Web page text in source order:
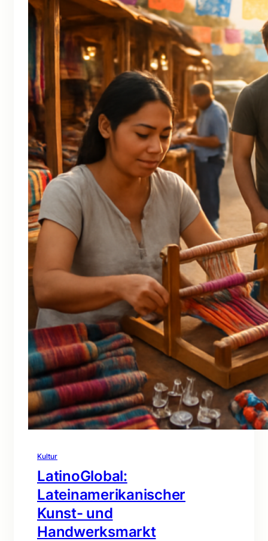
Kultur
LatinoGlobal:
Lateinamerikanischer
Kunst- und
Handwerksmarkt